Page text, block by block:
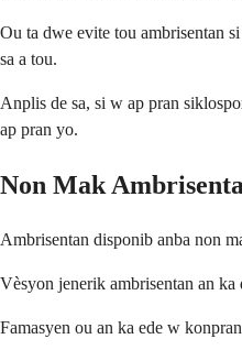
Ou ta dwe evite tou ambrisentan
sa a tou.
Anplis de sa, si w ap pran
ap pran yo.
Non Mak
Ambrisentan disponib anba non
Vèsyon jenerik ambrisentan an
Famasyen ou an ka ede w